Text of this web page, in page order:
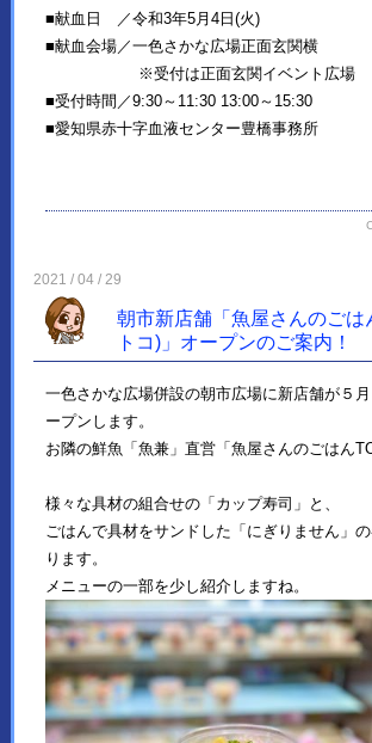
■献血日 ／令和3年5月4日(火)
■献血会場／一色さかな広場正面玄関横
※受付は正面玄関イベント広場
■受付時間／9:30～11:30 13:00～15:30
■愛知県赤十字血液センター豊橋事務所
2021 / 04 / 29
朝市新店舗「魚屋さんのごは
トコ)」オープンのご案内！
一色さかな広場併設の朝市広場に新店舗が５
ープンします。
お隣の鮮魚「魚兼」直営「魚屋さんのごはん
様々な具材の組合せの「カップ寿司」と、
ごはんで具材をサンドした「にぎりません」
ります。
メニューの一部を少し紹介しますね。